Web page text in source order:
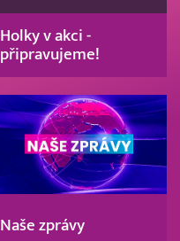
Holky v akci -
připravujeme!
Naše zprávy